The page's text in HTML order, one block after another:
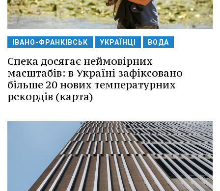
ІВАНО-ФРАНКІВСЬК УКРАЇНЦІ ВОДА
Спека досягає неймовірних
масштабів: в Україні зафіксовано
більше 20 нових температурних
рекордів (карта)